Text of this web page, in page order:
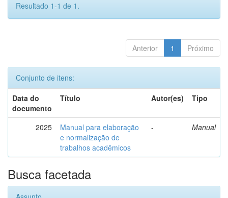
Resultado 1-1 de 1.
Anterior 1 Próximo
Conjunto de itens:
Data do
documento
Título Autor(es) Tipo
2025
Manual para elaboração
e normalização de
trabalhos acadêmicos
- Manual
Busca facetada